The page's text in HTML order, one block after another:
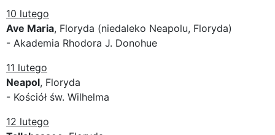
10 lutego
Ave Maria, Floryda (niedaleko Neapolu, Floryda)
- Akademia Rhodora J. Donohue
11 lutego
Neapol, Floryda
- Kościół św. Wilhelma
12 lutego